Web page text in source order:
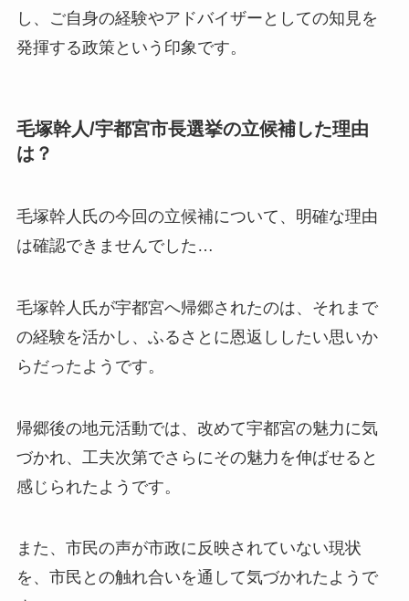
し、ご自身の経験やアドバイザーとしての知見を
発揮する政策という印象です。
毛塚幹人/宇都宮市長選挙の立候補した理由
は？
毛塚幹人氏の今回の立候補について、明確な理由
は確認できませんでした…
毛塚幹人氏が宇都宮へ帰郷されたのは、それまで
の経験を活かし、ふるさとに恩返ししたい思いか
らだったようです。
帰郷後の地元活動では、改めて宇都宮の魅力に気
づかれ、工夫次第でさらにその魅力を伸ばせると
感じられたようです。
また、市民の声が市政に反映されていない現状
を、市民との触れ合いを通して気づかれたようで